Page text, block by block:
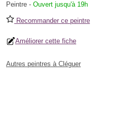
Peintre - Ouvert jusqu'à 19h
Recommander ce peintre
Améliorer cette fiche
Autres peintres à Cléguer